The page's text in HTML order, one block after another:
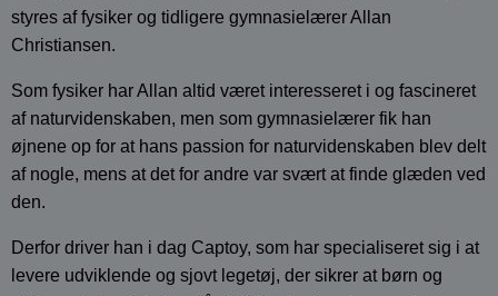
styres af fysiker og tidligere gymnasielærer Allan
Christiansen.
Som fysiker har Allan altid været interesseret i og fascineret
af naturvidenskaben, men som gymnasielærer fik han
øjnene op for at hans passion for naturvidenskaben blev delt
af nogle, mens at det for andre var svært at finde glæden ved
den.
Derfor driver han i dag Captoy, som har specialiseret sig i at
levere udviklende og sjovt legetøj, der sikrer at børn og